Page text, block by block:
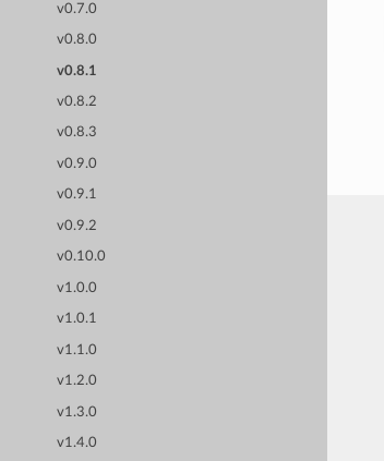
v0.7.0
v0.8.0
v0.8.1
v0.8.2
v0.8.3
v0.9.0
v0.9.1
v0.9.2
v0.10.0
v1.0.0
v1.0.1
v1.1.0
v1.2.0
v1.3.0
v1.4.0